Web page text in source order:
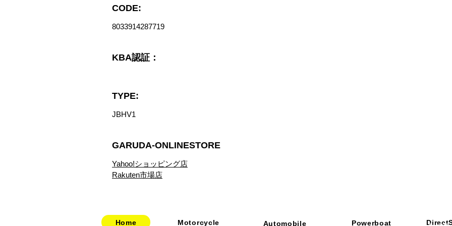
CODE:
8033914287719
KBA認証：
TYPE:
JBHV1
GARUDA-ONLINESTORE
Yahoo!ショッピング店
Rakuten市場店
Home Motorcycle Automobile Powerboat